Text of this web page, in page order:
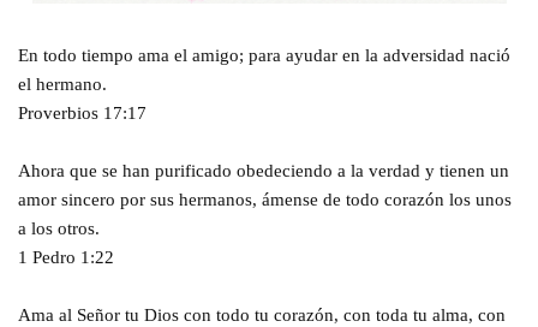
En todo tiempo ama el amigo; para ayudar en la adversidad nació
el hermano.
Proverbios 17:17
Ahora que se han purificado obedeciendo a la verdad y tienen un
amor sincero por sus hermanos, ámense de todo corazón los unos
a los otros.
1 Pedro 1:22
Ama al Señor tu Dios con todo tu corazón, con toda tu alma, con